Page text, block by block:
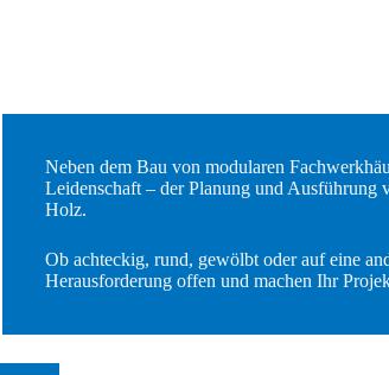
Neben dem Bau von modularen
Leidenschaft – der Planung und Ausführung
Holz.
Ob achteckig, rund, gewölbt oder auf eine
Herausforderung offen und machen Ihr